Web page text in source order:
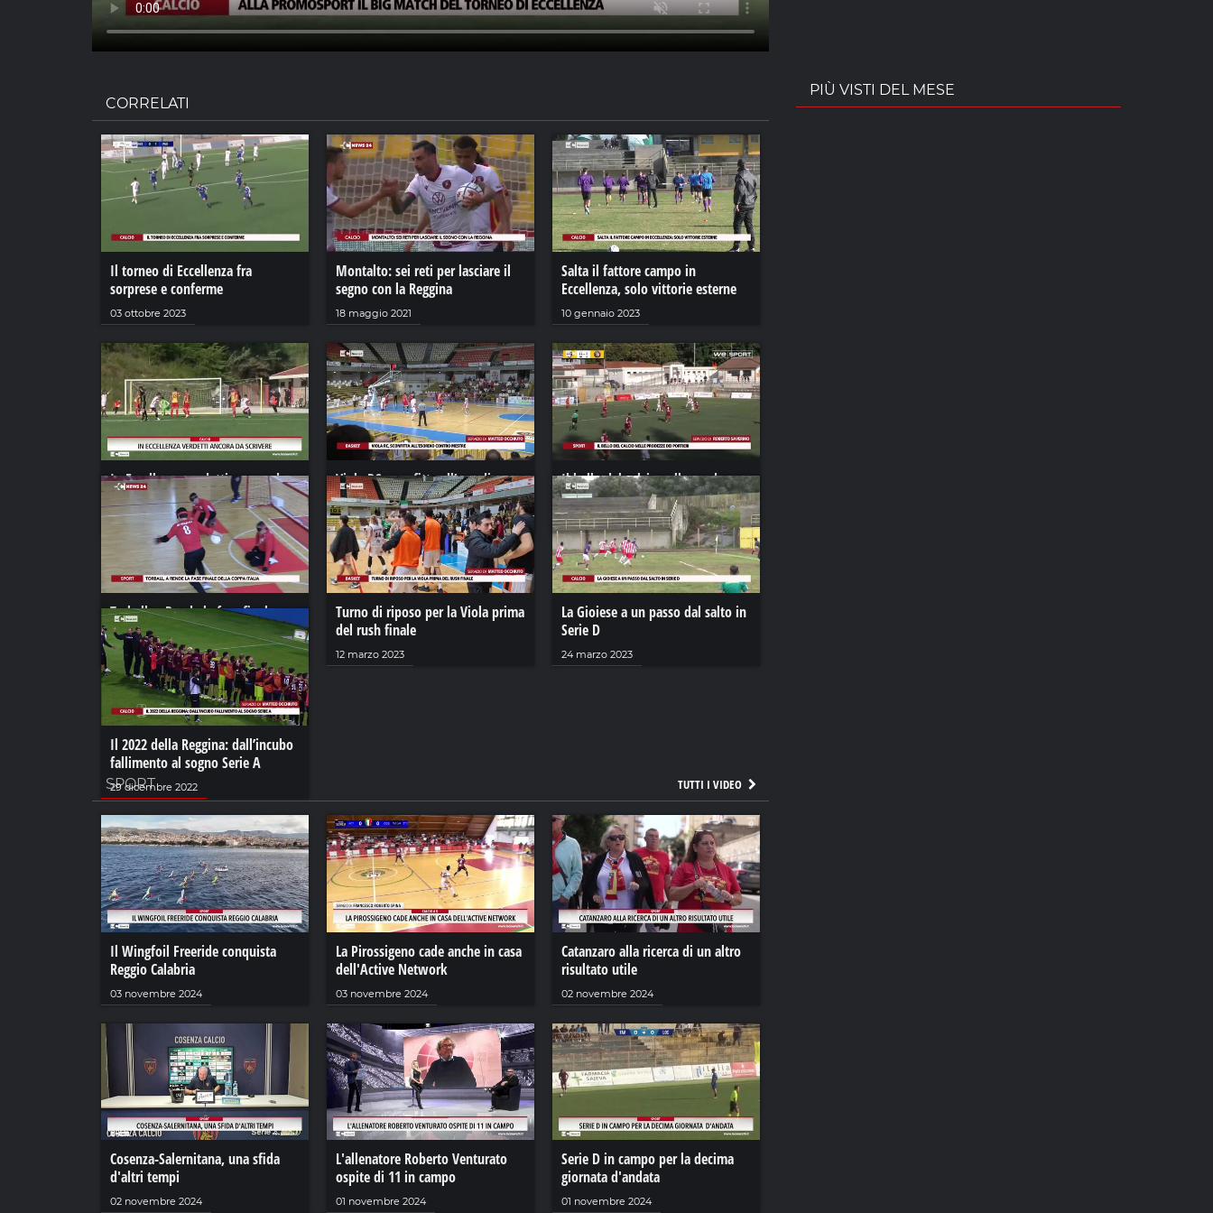
CORRELATI
Il torneo di Eccellenza fra
sorprese e conferme
03 ottobre 2023
Montalto: sei reti per lasciare il
segno con la Reggina
18 maggio 2021
Salta il fattore campo in
Eccellenza, solo vittorie esterne
10 gennaio 2023
In Eccellenza verdetti ancora da
scrivere
10 aprile 2024
Viola RC, sconfitta all’esordio
contro Mestre
04 ottobre 2022
Il bello del calcio nelle prodezze
dei portieri
22 settembre 2022
Torball, a Rende la fase finale
della coppa Italia
18 maggio 2021
Turno di riposo per la Viola prima
del rush finale
12 marzo 2023
La Gioiese a un passo dal salto in
Serie D
24 marzo 2023
Il 2022 della Reggina: dall’incubo
fallimento al sogno Serie A
29 dicembre 2022 TUTTI I VIDEO
SPORT
Il Wingfoil Freeride conquista
Reggio Calabria
03 novembre 2024
La Pirossigeno cade anche in casa
dell'Active Network
03 novembre 2024
Catanzaro alla ricerca di un altro
risultato utile
02 novembre 2024
Cosenza-Salernitana, una sfida
d'altri tempi
02 novembre 2024
L'allenatore Roberto Venturato
ospite di 11 in campo
01 novembre 2024
Serie D in campo per la decima
giornata d'andata
01 novembre 2024
PIÙ VISTI DEL MESE